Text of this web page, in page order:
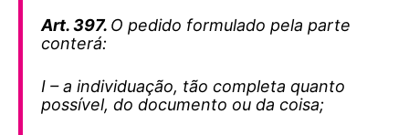
Art. 397. O pedido formulado pela parte
conterá:
I – a individuação, tão completa quanto
possível, do documento ou da coisa;